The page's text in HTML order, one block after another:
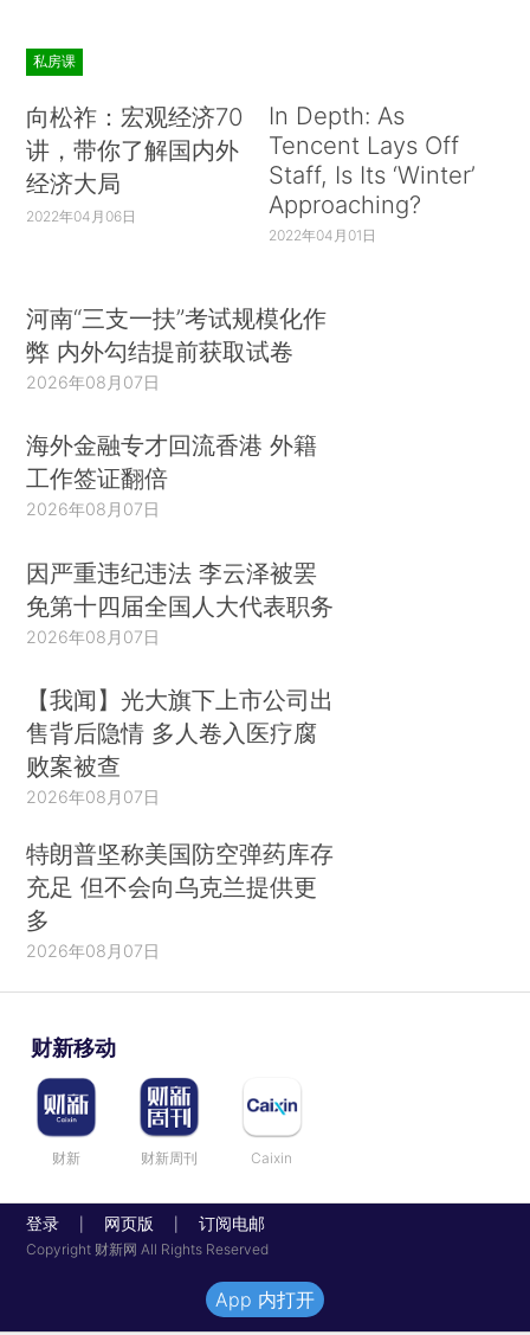
私房课
向松祚：宏观经济70
讲，带你了解国内外
经济大局
2022年04月06日
In Depth: As
Tencent Lays Off
Staff, Is Its ‘Winter’
Approaching?
2022年04月01日
河南“三支一扶”考试规模化作
弊 内外勾结提前获取试卷
2026年08月07日
海外金融专才回流香港 外籍
工作签证翻倍
2026年08月07日
因严重违纪违法 李云泽被罢
免第十四届全国人大代表职务
2026年08月07日
【我闻】光大旗下上市公司出
售背后隐情 多人卷入医疗腐
败案被查
2026年08月07日
特朗普坚称美国防空弹药库存
充足 但不会向乌克兰提供更
多
2026年08月07日
财新移动
财新 财新周刊 Caixin
登录 网页版 订阅电邮
Copyright 财新网 All Rights Reserved
App 内打开